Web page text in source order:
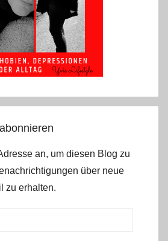
an, um diesen Blog zu
über neue
zu erhalten.